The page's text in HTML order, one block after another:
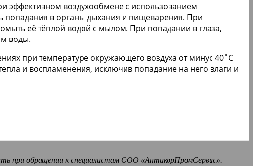
эффективном воздухообмене с использованием
попадания в органы дыхания и пищеварения. При
её тёплой водой с мылом. При попадании в глаза,
воды.
при температуре окружающего воздуха от минус 40˚С
и воспламенения, исключив попадание на него влаги и
при обращении к специалистам ООО «АнтикорПромСервис».